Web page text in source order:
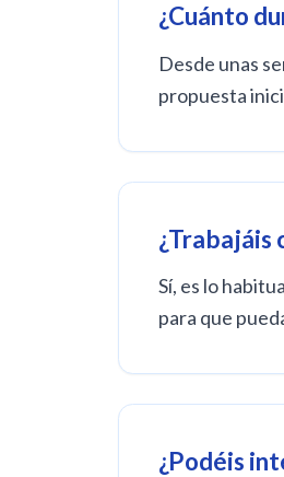
¿Cuánto
Desde unas
propuesta
¿Trabajáis
Sí, es lo
para que
¿Podéis